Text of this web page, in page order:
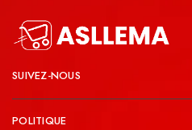
SUIVEZ-NOUS
POLITIQUE